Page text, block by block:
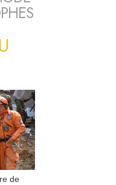
de